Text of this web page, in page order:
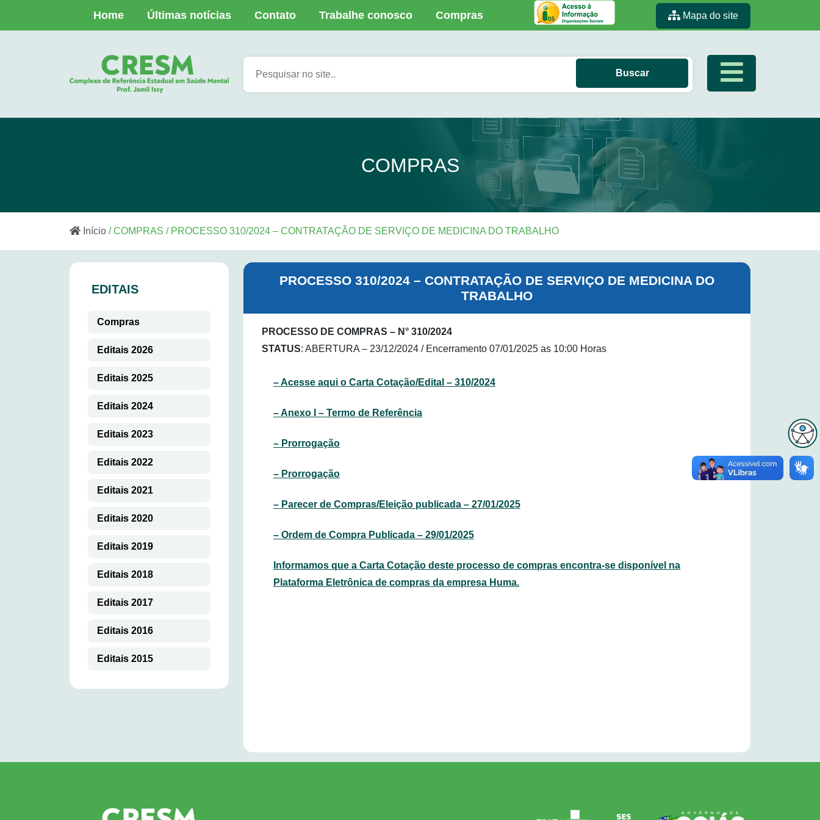
Home Últimas notícias Contato Trabalhe conosco Compras Mapa do site
COMPRAS
Início / COMPRAS / PROCESSO 310/2024 – CONTRATAÇÃO DE SERVIÇO DE MEDICINA DO TRABALHO
EDITAIS
Compras
Editais 2026
Editais 2025
Editais 2024
Editais 2023
Editais 2022
Editais 2021
Editais 2020
Editais 2019
Editais 2018
Editais 2017
Editais 2016
Editais 2015
PROCESSO 310/2024 – CONTRATAÇÃO DE SERVIÇO DE MEDICINA DO
TRABALHO
PROCESSO DE COMPRAS – N° 310/2024
STATUS: ABERTURA – 23/12/2024 / Encerramento 07/01/2025 as 10:00 Horas
– Acesse aqui o Carta Cotação/Edital – 310/2024
– Anexo I – Termo de Referência
– Prorrogação
– Prorrogação
– Parecer de Compras/Eleição publicada – 27/01/2025
– Ordem de Compra Publicada – 29/01/2025
Informamos que a Carta Cotação deste processo de compras encontra-se disponível na
Plataforma Eletrônica de compras da empresa Huma.